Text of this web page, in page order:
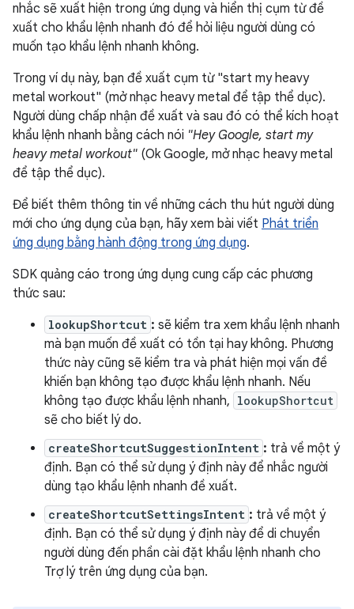
nhắc sẽ xuất hiện trong ứng dụng và hiển thị cụm từ đề
xuất cho khẩu lệnh nhanh đó để hỏi liệu người dùng có
muốn tạo khẩu lệnh nhanh không.
Trong ví dụ này, bạn đề xuất cụm từ "start my heavy
metal workout" (mở nhạc heavy metal để tập thể dục).
Người dùng chấp nhận đề xuất và sau đó có thể kích hoạt
khẩu lệnh nhanh bằng cách nói "Hey Google, start my
heavy metal workout" (Ok Google, mở nhạc heavy metal
để tập thể dục).
Để biết thêm thông tin về những cách thu hút người dùng
mới cho ứng dụng của bạn, hãy xem bài viết Phát triển
ứng dụng bằng hành động trong ứng dụng.
SDK quảng cáo trong ứng dụng cung cấp các phương
thức sau:
lookupShortcut : sẽ kiểm tra xem khẩu lệnh nhanh
mà bạn muốn đề xuất có tồn tại hay không. Phương
thức này cũng sẽ kiểm tra và phát hiện mọi vấn đề
khiến bạn không tạo được khẩu lệnh nhanh. Nếu
không tạo được khẩu lệnh nhanh, lookupShortcut
sẽ cho biết lý do.
createShortcutSuggestionIntent : trả về một ý
định. Bạn có thể sử dụng ý định này để nhắc người
dùng tạo khẩu lệnh nhanh đề xuất.
createShortcutSettingsIntent : trả về một ý
định. Bạn có thể sử dụng ý định này để di chuyển
người dùng đến phần cài đặt khẩu lệnh nhanh cho
Trợ lý trên ứng dụng của bạn.